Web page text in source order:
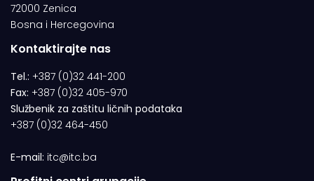
72000 Zenica
Bosna i Hercegovina
Kontaktirajte nas
Tel.: +387 (0)32 441-200
Fax: +387 (0)32 405-970
Službenik za zaštitu ličnih podataka
+387 (0)32 464-450
E-mail: itc@itc.ba